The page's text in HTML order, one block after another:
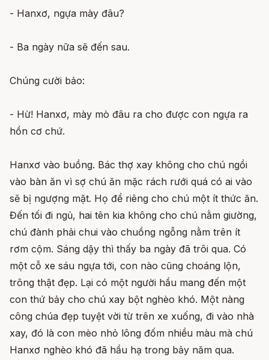
- Hanxơ, ngựa mày đâu?
- Ba ngày nữa sẽ đến sau.
Chúng cười bảo:
- Hừ! Hanxơ, mày mò đâu ra cho được con ngựa ra
hồn cơ chứ.
Hanxơ vào buồng. Bác thợ xay không cho chú ngồi
vào bàn ăn vì sợ chú ăn mặc rách rưới quá có ai vào
sẽ bị ngượng mặt. Họ để riêng cho chú một ít thức ăn.
Đến tối đi ngủ, hai tên kia không cho chú nằm giường,
chú đành phải chui vào chuồng ngỗng nằm trên ít
rơm cộm. Sáng dậy thì thấy ba ngày đã trôi qua. Có
một cỗ xe sáu ngựa tới, con nào cũng choáng lộn,
trông thật đẹp. Lại có một người hầu mang đến một
con thứ bảy cho chú xay bột nghèo khó. Một nàng
công chúa đẹp tuyệt vời từ trên xe xuống, đi vào nhà
xay, đó là con mèo nhỏ lông đốm nhiều màu mà chú
Hanxơ nghèo khó đã hầu hạ trong bảy năm qua.